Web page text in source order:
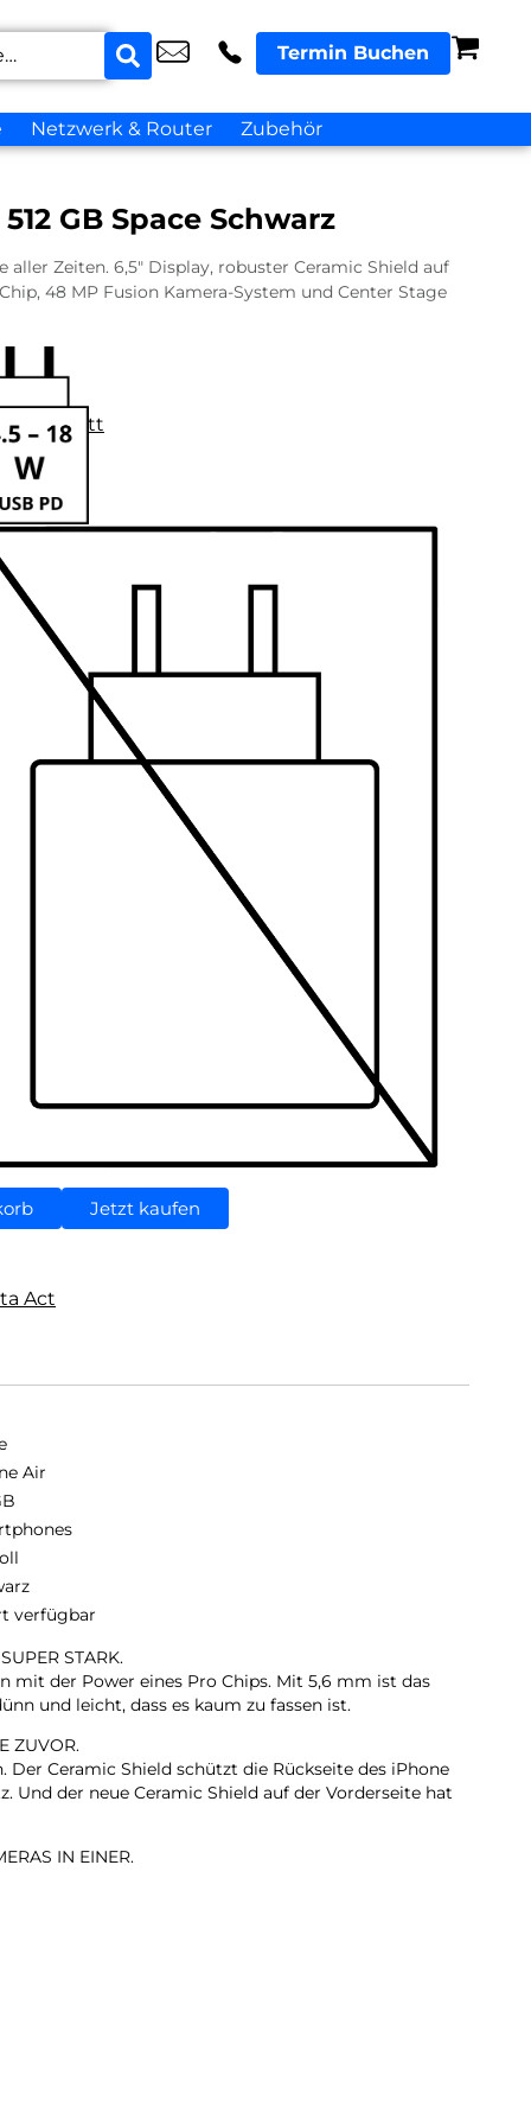
Termin Buchen
Netzwerk & Router Zubehör
GB Space Schwarz
aller Zeiten. 6,5″ Display, robuster Ceramic Shield auf
48 MP Fusion Kamera-System und Center Stage
Jetzt kaufen
Act
Air
verfügbar
STARK.
mit der Power eines Pro Chips. Mit 5,6 mm ist das
und leicht, dass es kaum zu fassen ist.
ZUVOR.
Der Ceramic Shield schützt die Rückseite des iPhone
Und der neue Ceramic Shield auf der Vorderseite hat
IN EINER.
2x Zoom in optischer Qualität. Mach einfach